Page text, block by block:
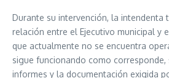
Durante su intervención, la intendenta
relación entre el Ejecutivo municipal y
que actualmente no se encuentra
sigue funcionando como
informes y la documentación exigida